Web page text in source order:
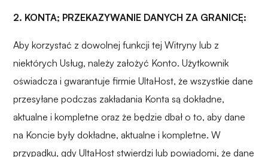
2. KONTA; PRZEKAZYWANIE DANYCH ZA GRANICĘ:
Aby korzystać z dowolnej funkcji tej Witryny lub z
niektórych Usług, należy założyć Konto. Użytkownik
oświadcza i gwarantuje firmie UltaHost, że wszystkie dane
przesyłane podczas zakładania Konta są dokładne,
aktualne i kompletne oraz że będzie dbał o to, aby dane
na Koncie były dokładne, aktualne i kompletne. W
przypadku, gdy UltaHost stwierdzi lub powiadomi, że dane